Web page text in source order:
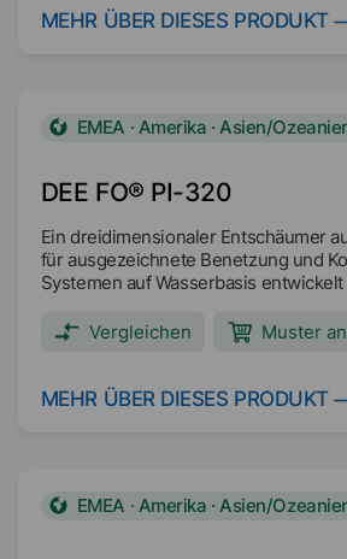
MEHR ÜBER DIESES PRODUKT
DEE FO® PI-320
EMEA · Amerika · Asien/
Ein dreidimensionaler Entschäumer
für ausgezeichnete Benetzung und
Systemen auf Wasserbasis
Vergleichen Muster
MEHR ÜBER DIESES PRODUKT
EMEA · Amerika · Asien/